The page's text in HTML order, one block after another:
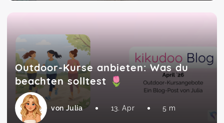
Outdoor-Kurse anbieten: Was du
beachten solltest 🌷
von Julia 13. Apr 5 m